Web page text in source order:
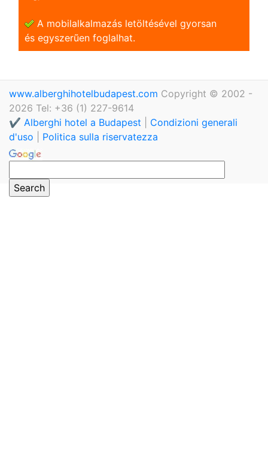
A mobilalkalmazás letöltésével gyorsan
és egyszerũen foglalhat.
www.alberghihotelbudapest.com Copyright © 2002 -
2026 Tel: +36 (1) 227-9614
✔️ Alberghi hotel a Budapest
Condizioni generali
d'uso
Politica sulla riservatezza